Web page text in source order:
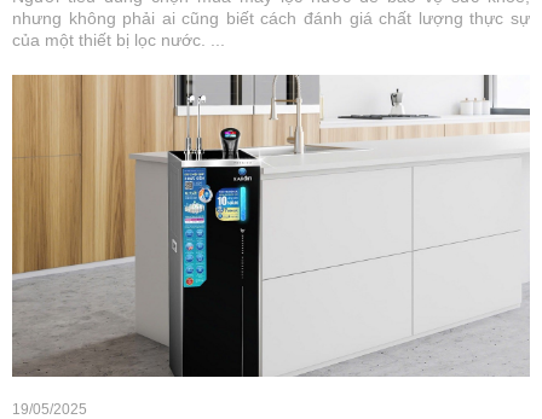
nhưng không phải ai cũng biết cách đánh giá chất lượng thực sự
của một thiết bị lọc nước. ...
19/05/2025